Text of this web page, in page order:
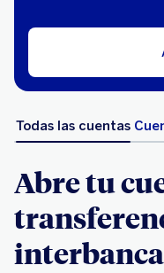
Todas las cuentas
Abre tu